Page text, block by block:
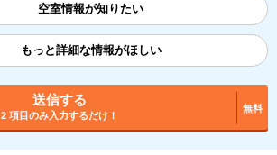
空室情報が知りたい
もっと詳細な情報がほしい
送信する
2 項目のみ入力するだけ！
無料